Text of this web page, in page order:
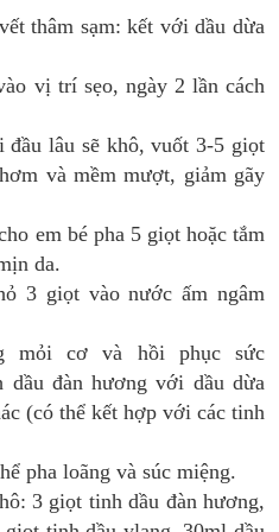
thâm sạm: kết với dầu dừa
vị trí sẹo, ngày 2 lần cách
đầu lâu sẽ khô, vuốt 3-5 giọt
và mềm mượt, giảm gãy
em bé pha 5 giọt hoặc tắm
da.
3 giọt vào nước ấm ngâm
mỏi cơ và hồi phục sức
dầu đàn hương với dầu dừa
(có thể kết hợp với các tinh
pha loãng và súc miệng.
3 giọt tinh dầu đàn hương,